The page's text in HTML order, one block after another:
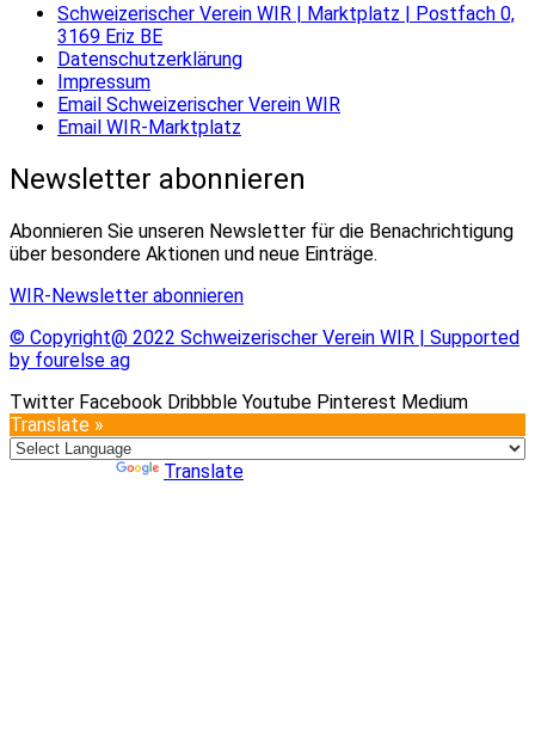
Schweizerischer Verein WIR | Marktplatz | Postfach 0,
3169 Eriz BE
Datenschutzerklärung
Impressum
Email Schweizerischer Verein WIR
Email WIR-Marktplatz
Newsletter abonnieren
Abonnieren Sie unseren Newsletter für die Benachrichtigung
über besondere Aktionen und neue Einträge.
WIR-Newsletter abonnieren
© Copyright@ 2022 Schweizerischer Verein WIR | Supported
by fourelse ag
Twitter Facebook Dribbble Youtube Pinterest Medium
Translate »
Translate